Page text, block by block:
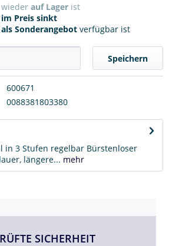
auf Lager ist
im Preis sinkt
als Sonderangebot verfügbar ist
Speichern
600671
0088381803380
in 3 Stufen regelbar Bürstenloser
längere... mehr
SICHERHEIT